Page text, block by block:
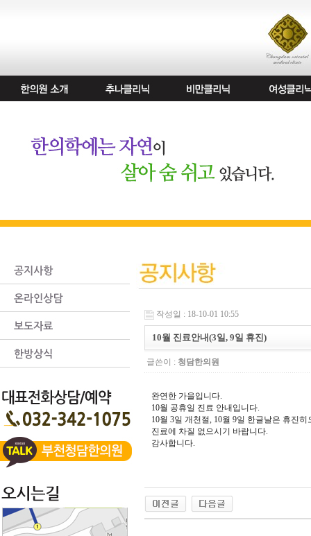
작성일 : 18-10-01 10:55
10월 진료안내(3일, 9일 휴진)
글쓴이 : 청담한의원
완연한 가을입니다.
10월 공휴일 진료 안내입니다.
10월 3일 개천절, 10월 9일 한글날은 휴진
진료에 차질 없으시기 바랍니다.
감사합니다.